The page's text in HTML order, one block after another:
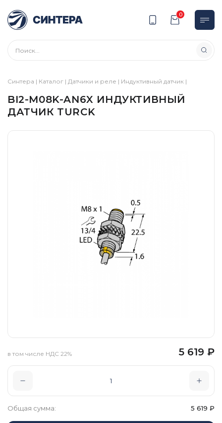
0
Синтера | Каталог | Датчики и реле | Индуктивный датчик |
BI2-M08K-AN6X ИНДУКТИВНЫЙ
ДАТЧИК TURCK
5 619 ₽
в том числе НДС 22%
Общая сумма: 5 619 ₽